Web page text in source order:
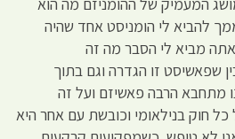
להביא לי הומניסט אחד שהיה
מביא לי הסבר מה זה
שפאשיסט זו הגדרה וגם בתוך
מתחבא הרבה פאשיזם ועל זה
חוק בנילאומי וכובשת עם אחר היא